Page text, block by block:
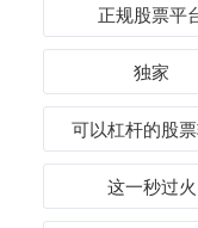
正规股票平
独家
可以杠杆的股
这一秒过火